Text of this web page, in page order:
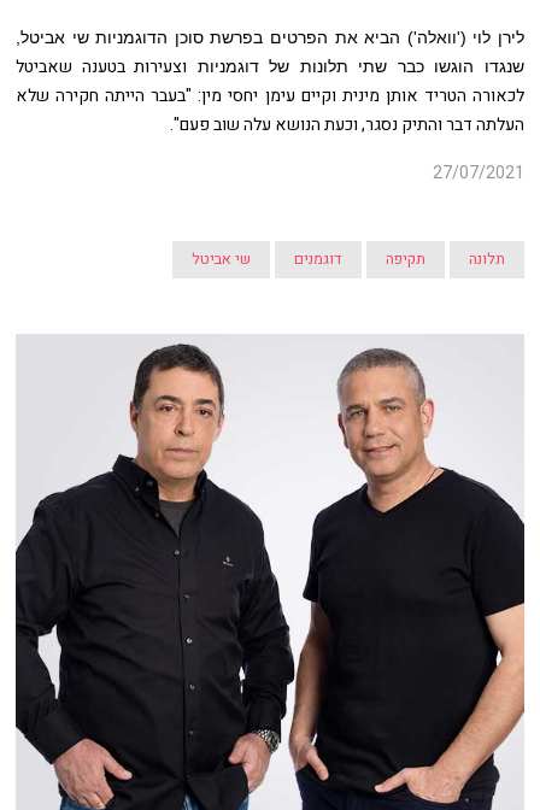
לירן לוי ('וואלה') הביא את הפרטים בפרשת סוכן הדוגמניות שי אביטל,
שנגדו הוגשו כבר שתי תלונות של דוגמניות וצעירות בטענה שאביטל
לכאורה הטריד אותן מינית וקיים עימן יחסי מין: "בעבר הייתה חקירה שלא
העלתה דבר והתיק נסגר, וכעת הנושא עלה שוב פעם".
27/07/2021
תלונה תקיפה דוגמנים שי אביטל